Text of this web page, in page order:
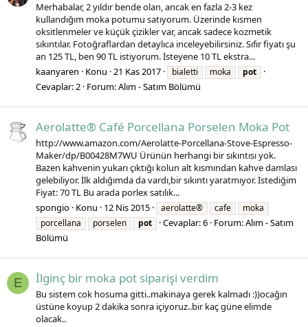
Merhabalar, 2 yıldır bende olan, ancak en fazla 2-3 kez
kullandığım moka potumu satıyorum. Üzerinde kısmen
oksitlenmeler ve küçük çizikler var, ancak sadece kozmetik
sıkıntılar. Fotoğraflardan detaylıca inceleyebilirsiniz. Sıfır fiyatı şu
an 125 TL, ben 90 TL istiyorum. İsteyene 10 TL ekstra...
kaanyaren
Konu 21 Kas 2017 bialetti moka pot
Cevaplar: 2 Forum:Alım - Satım Bölümü
Aerolatte® Café Porcellana Porselen Moka Pot
http://www.amazon.com/Aerolatte-Porcellana-Stove-Espresso-
Maker/dp/B00428M7WU Ürünün herhangi bir sıkıntısı yok.
Bazen kahvenin yukarı çıktığı kolun alt kısmından kahve damlası
gelebiliyor. İlk aldığımda da vardı,bir sıkıntı yaratmıyor. İstediğim
Fiyat: 70 TL Bu arada porlex satılık...
spongio Konu 12 Nis 2015 aerolatte® cafe
moka
porcellana
porselen pot Cevaplar: 6 Forum:Alım - Satım
Bölümü
E İlginç bir moka pot siparişi verdim
Bu sistem cok hosuma gitti..makinaya gerek kalmadı :))ocağın
üstüne koyup 2 dakika sonra içiyoruz..bir kaç güne elimde
olacak..